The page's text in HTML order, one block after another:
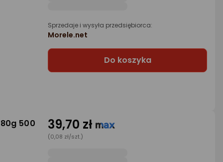
Sprzedaje i wysyła przedsiębiorca:
Morele.net
Do koszyka
500 39,70 zł
(0,08 zł/szt.)